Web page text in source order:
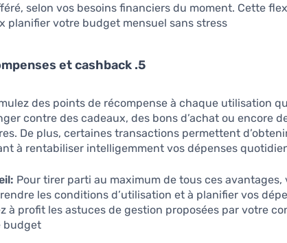
selon vos besoins financiers du moment. Cette
planifier votre budget mensuel sans stress.
5. Récompenses et cashback
des points de récompense à chaque utilisation
contre des cadeaux, des bons d’achat ou encore
De plus, certaines transactions permettent
à rentabiliser intelligemment vos dépenses
Pour tirer parti au maximum de tous ces avantages,
les conditions d’utilisation et à planifier vos
à profit les astuces de gestion proposées par votre
budget.